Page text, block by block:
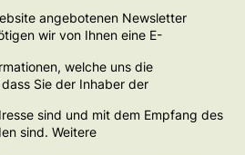
angebotenen Newsletter
wir von Ihnen eine E-
welche uns die
Sie der Inhaber der
sind und mit dem Empfang des
sind. Weitere